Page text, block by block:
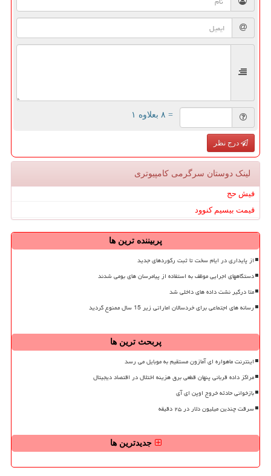
= ۸ بعلاوه ۱
درج نظر
لینک دوستان سرگرمی كامپیوتری
فیش حج
قیمت بیسیم کنوود
پربیننده ترین ها
از پایداری در ایام سخت تا ثبت رکوردهای جدید
دستگاههای اجرایی موظف به استفاده از پیامرسان های بومی شدند
متا درگیر نشت داده های داخلی شد
رسانه های اجتماعی برای خردسالان اماراتی زیر 15 سال ممنوع گردید
پربحث ترین ها
اینترنت ماهواره ای آمازون مستقیم به موبایل می رسد
مراکز داده قربانی پنهان قطعی برق هزینه اختلال در اقتصاد دیجیتال
بازخوانی حادثه خروج اوپن ای آی
سرقت چندین میلیون دلار در ۲۵ دقیقه
جدیدترین ها